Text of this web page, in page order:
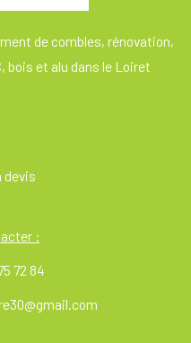
de combles, rénovation,
bois et alu dans le Loiret
devis
:
72 84